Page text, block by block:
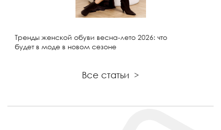
Тренды женской обуви весна-лето 2026: что
будет в моде в новом сезоне
Все статьи >